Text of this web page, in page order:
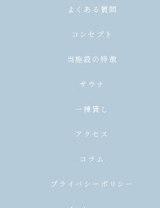
よくある質問
コンセプト
当施設の特徴
サウナ
一棟貸し
アクセス
コラム
プライバシーポリシー